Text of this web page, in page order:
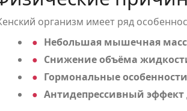
организм имеет ряд
Небольшая мышечная
Снижение объёма
Гормональные особенности
Антидепрессивный эффект